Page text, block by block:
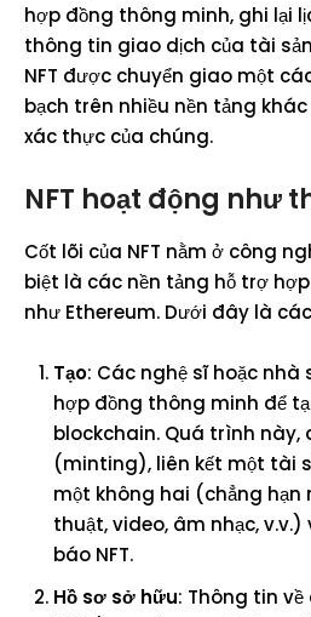
hợp đồng thông minh, ghi lại
thông tin giao dịch của tài
NFT được chuyển giao một
bạch trên nhiều nền tảng
xác thực của chúng.
NFT hoạt động như
Cốt lõi của NFT nằm ở công
biệt là các nền tảng hỗ trợ
như Ethereum. Dưới đây là
Tạo: Các nghệ sĩ hoặc nhà
hợp đồng thông minh để
blockchain. Quá trình này,
(minting), liên kết một tài
một không hai (chẳng hạn
thuật, video, âm nhạc,
báo NFT.
Hồ sơ sở hữu: Thông tin